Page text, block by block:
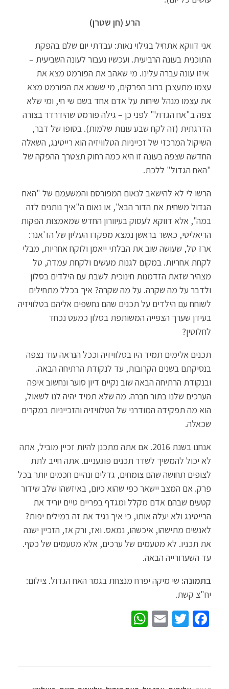
הרע (חן שטרן)
אני דווקא אתחיל בגילוי נאות: עבדתי יום שלם בהפקת
התוכנית בעונה הרביעית. ועכשיו נעבור לעונה השביעית –
איזו עונה עברה עלינו. מי שאהב את הפורמט מצא את
עצמו מתעצבן ברוב הפרקים, מי ששנא את הפורמט מצא
את עצמו מנהל שיחות על אדם אחד בשם שי חי, ומי שלא
צפה ב"אח הגדול" לפני כן – גילה פורמט שהידרדר בצורה
הדרגתית (זה לקח שבע עונות שלמות). בסופו של דבר,
השיקול המרכזי של זכייניות הטלוויזיה הוא רייטינג, השאלה
החדשה שצפה בעונה זו היא כמה רחוק תצטרך ההפקה של
"האח הגדול" ללכת.
הרשו לי לא להישאב לנאום המפורסם והמשעמם של "האח
הגדול משחית את הדור הבא", או נאום ה"איך נותנים לזה
במה", אלא דווקא לעסוק בעיוורון החדש שמאמצות הפקות
הריאליטי, כאשר בראשן נמצא מפקדו העליון של הז'אנר:
ארז טל, שעושה שוב את הבלתי ייאמן ולוקח אחריות, מבלי
לקחת אחריות. במקום לגנות מעשים ולקחת עמדה, טל
מצהיר שזאת הזדמנות חינוכית לשבת עם הילדים בסלון
ולדבר על מה שקרה. על מה שקרה? איך בכלל מתחילים
לשוחח עם הילדים על תכנים שהם נחשפים אליהם בטלוויזיה
בעידן שערך הצפייה המשותפת בסלון כמעט נכחד
לחלוטין?
תכנים אלימים תמיד היו בטלוויזיה וככל הנראה עוד נצפה
בנסיקתם בשנים הקרובות, עד לנקודת הרתיחה הבאה.
ובנקודת הרתיחה הבאה שוב נקיים דיון סוער ונחשוב איפה
הערכים שלנו בתור חברה. מה שלא תמיד יהיה לנו לשאול,
הוא מה תפקידה המודרני של הטלוויזיה והזכייניות במקרים
שכאלה.
אנחנו בשנת 2016. אם אתה מתכנן להיות זכיין מוביל, אתה
לא יכול להמשיך לשדר תכנים פוגעניים. אתה חייב לתת
לצופים תחושה שהם צומחים, גדלים ונהיים חכמים יותר בכל
פרק. אם המצב יישאר כפי שהוא כיום, באיזשהו שלב שידור
קטעים שבהם אדם מקלל ומגדף בפריים טיים יוריד את
הרייטינג ולא יעלה אותו, כי איך נגיד את זה במילים יפות?
לאנשים מתישהו, איכשהו, נמאס. ואז, ורק אז, הזכיין ישנה
את תכניו. לא מטעמים של ערכים, אלא מטעמים של כסף.
עד השערורייה הבאה.
בתמונה: שי מיקה יפרח מנצחת בגמר האח הגדול. צילום:
יח"צ קשת.
Fa
o
o
T
er
E
sA
p